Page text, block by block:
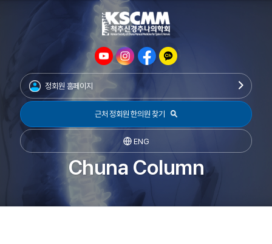
정회원 홈페이지
근처 정회원 한의원 찾기
ENG
Chuna Column